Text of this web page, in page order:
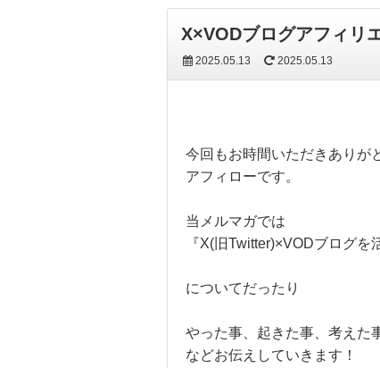
X×VODブログアフィリ
2025.05.13 2025.05.13
今回もお時間いただきありが
アフィローです。
当メルマガでは
『X(旧Twitter)×VODブログを
についてだったり
やった事、起きた事、考えた
などお伝えしていきます！